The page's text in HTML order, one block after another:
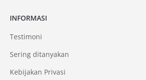
INFORMASI
Testimoni
Sering ditanyakan
Kebijakan Privasi